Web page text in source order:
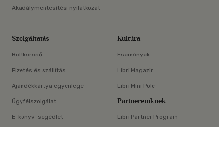
×
Akadálymentesítési nyilatkozat
Szolgáltatás
Boltkereső
Fizetés és szállítás
Ajándékkártya egyenlege
Ügyfélszolgálat
E-könyv-segédlet
Kultúra
Események
Libri Magazin
Libri Mini Polc
Partnereinknek
Libri Partner Program